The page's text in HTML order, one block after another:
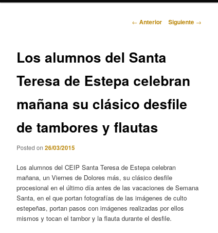
Navegación
← Anterior Siguiente →
Los alumnos del Santa
Teresa de Estepa celebran
mañana su clásico desfile
de tambores y flautas
Posted on26/03/2015
Los alumnos del CEIP Santa Teresa de Estepa celebran
mañana, un Viernes de Dolores más, su clásico desfile
procesional en el último día antes de las vacaciones de Semana
Santa, en el que portan fotografías de las imágenes de culto
estepeñas, portan pasos con imágenes realizadas por ellos
mismos y tocan el tambor y la flauta durante el desfile.